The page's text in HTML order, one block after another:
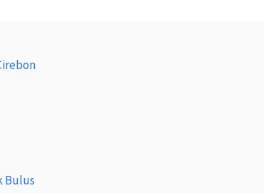
Bulus